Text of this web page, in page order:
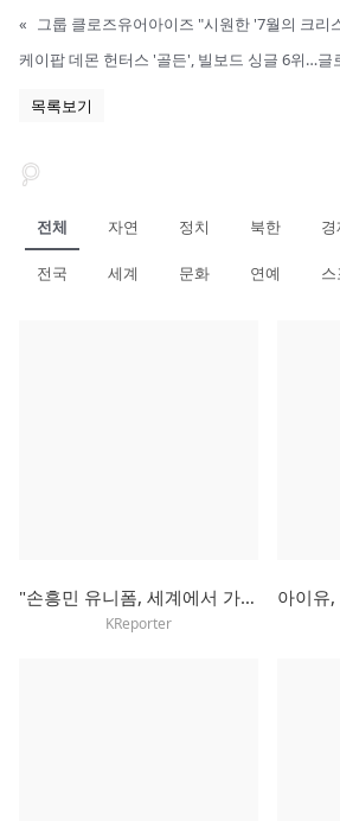
« 그룹 클로즈유어아이즈 "시원한 '7월의 크리
케이팝 데몬 헌터스 '골든', 빌보드 싱글 6위…글
목록보기
전체 자연 정치 북한 경
전국 세계 문화 연예
"손흥민 유니폼, 세계에서 가장 많이 팔려"
KReporter